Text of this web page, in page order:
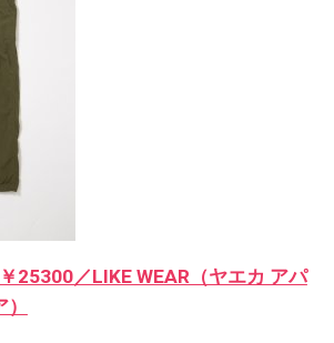
25300／LIKE WEAR（ヤエカ アパ